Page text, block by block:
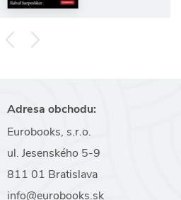
Adresa obchodu:
Eurobooks, s.r.o.
ul. Jesenského 5-9
811 01 Bratislava
info@eurobooks.sk